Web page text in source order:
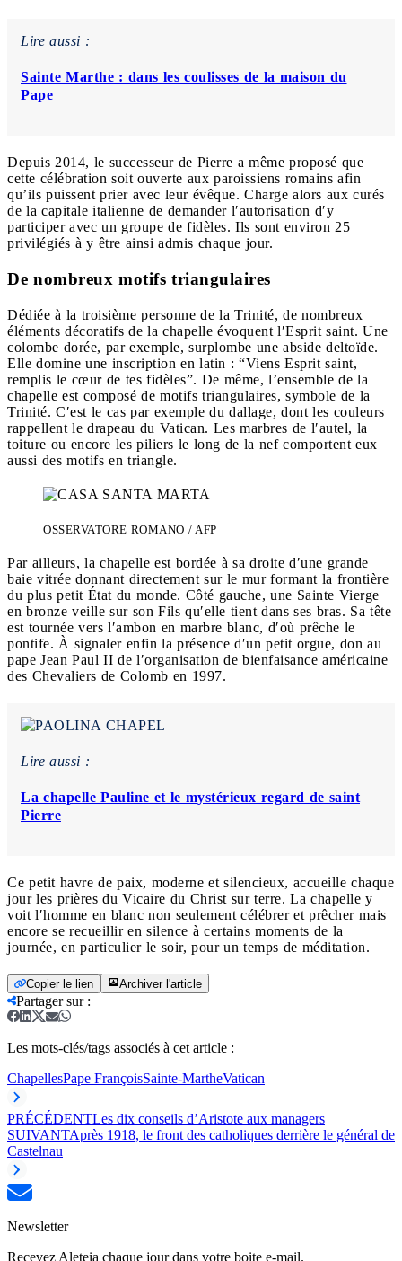
Lire aussi :
Sainte Marthe : dans les coulisses de la maison du
Pape
Depuis 2014, le successeur de Pierre a même proposé que
cette célébration soit ouverte aux paroissiens romains afin
qu’ils puissent prier avec leur évêque. Charge alors aux curés
de la capitale italienne de demander l′autorisation d′y
participer avec un groupe de fidèles. Ils sont environ 25
privilégiés à y être ainsi admis chaque jour.
De nombreux motifs triangulaires
Dédiée à la troisième personne de la Trinité, de nombreux
éléments décoratifs de la chapelle évoquent l′Esprit saint. Une
colombe dorée, par exemple, surplombe une abside deltoïde.
Elle domine une inscription en latin : “Viens Esprit saint,
remplis le cœur de tes fidèles”. De même, l’ensemble de la
chapelle est composé de motifs triangulaires, symbole de la
Trinité. C′est le cas par exemple du dallage, dont les couleurs
rappellent le drapeau du Vatican. Les marbres de l′autel, la
toiture ou encore les piliers le long de la nef comportent eux
aussi des motifs en triangle.
OSSERVATORE ROMANO / AFP
Par ailleurs, la chapelle est bordée à sa droite d′une grande
baie vitrée donnant directement sur le mur formant la frontière
du plus petit État du monde. Côté gauche, une Sainte Vierge
en bronze veille sur son Fils qu′elle tient dans ses bras. Sa tête
est tournée vers l′ambon en marbre blanc, d′où prêche le
pontife. À signaler enfin la présence d′un petit orgue, don au
pape Jean Paul II de l′organisation de bienfaisance américaine
des Chevaliers de Colomb en 1997.
Lire aussi :
La chapelle Pauline et le mystérieux regard de saint
Pierre
Ce petit havre de paix, moderne et silencieux, accueille chaque
jour les prières du Vicaire du Christ sur terre. La chapelle y
voit l′homme en blanc non seulement célébrer et prêcher mais
encore se recueillir en silence à certains moments de la
journée, en particulier le soir, pour un temps de méditation.
Copier le lien Archiver l'article
Partager sur:
Les mots-clés/tags associés à cet article :
ChapellesPape FrançoisSainte-MartheVatican
PRÉCÉDENTLes dix conseils d’Aristote aux managers
SUIVANTAprès 1918, le front des catholiques derrière le général de
Castelnau
Newsletter
Recevez Aleteia chaque jour dans votre boite e-mail.